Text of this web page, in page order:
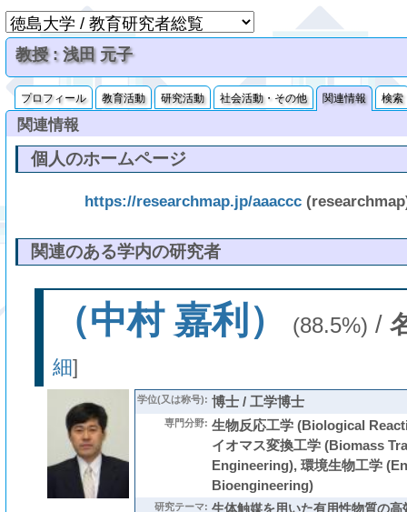
教授 : 浅田 元子
プロフィール 教育活動 研究活動 社会活動・その他 関連情報 検索
関連情報
個人のホームページ
https://researchmap.jp/aaaccc
関連のある学内の研究者
（中村 嘉利） (88.5%) /
細]
学位(又は称号): 博士 / 工学博士
専門分野: 生物反応工学 (Biological
イオマス変換工学 (Biomass
Engineering), 環境生物工学
Bioengineering)
研究テーマ: 生体触媒を用いた有用性物質の